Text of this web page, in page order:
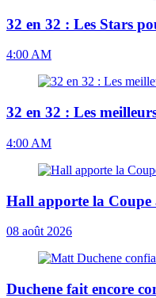
32 en 32 : Les Stars
4:00 AM
32 en 32 : Les
4:00 AM
Hall apporte la Coupe
08 août 2026
Duchene fait encore